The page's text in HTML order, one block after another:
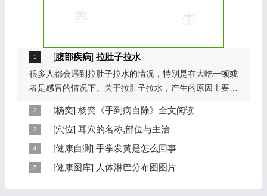
[腹部疾病] 拉肚子拉水
很多人都会遇到拉肚子拉水的情况，特别是在大吃一顿或
者是感冒的情况下。关于拉肚子拉水，产生的原因主要是
[杨奕] 杨奕《手到病自除》全文阅读
本页提供杨奕手到病自除全文阅读。包括完整目录、共计
6大章，66个小节的详细内容。涉及到全身的各个反射
区，以及自然疗法、反射区疗法、食疗等。另外...
[穴位] 耳穴的名称,部位与主治
耳穴在耳郭的分布有一定规律，耳穴在耳郭的分布犹如一
个倒置在子宫内的胎儿，头部朝下，臀部朝上。其分布的
规律是，与面颊相应的穴位在耳垂；与上肢相...
[健康自测] 手掌发黄是怎么回事
手掌发黄，一般是血管内血液不充盈或是皮肤营养不良的
[健康图库] 人体淋巴分布图图片